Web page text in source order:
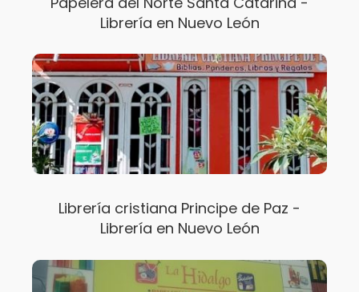
Librería en Nuevo León
Librería cristiana Principe de Paz -
Librería en Nuevo León